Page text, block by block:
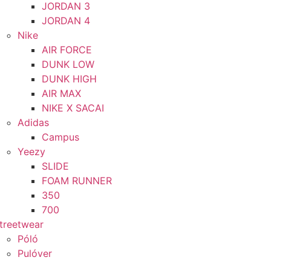
JORDAN 3
JORDAN 4
Nike
AIR FORCE
DUNK LOW
DUNK HIGH
AIR MAX
NIKE X SACAI
Adidas
Campus
Yeezy
SLIDE
FOAM RUNNER
350
700
Póló
Pulóver